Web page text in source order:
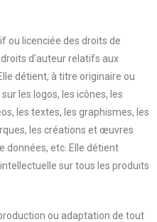
ou licenciée des droits de
d’auteur relatifs aux
détient, à titre originaire ou
les logos, les icônes, les
les textes, les graphismes, les
les créations et œuvres
données, etc. Elle détient
sur tous les produits
ou adaptation de tout